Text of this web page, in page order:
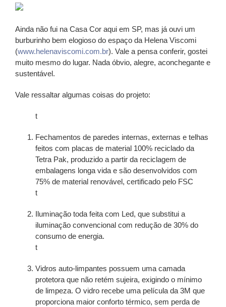
Ainda não fui na Casa Cor aqui em SP, mas já ouvi um
burburinho bem elogioso do espaço da Helena Viscomi
(www.helenaviscomi.com.br). Vale a pensa conferir, gostei
muito mesmo do lugar. Nada óbvio, alegre, aconchegante e
sustentável.
Vale ressaltar algumas coisas do projeto:
t
Fechamentos de paredes internas, externas e telhas
feitos com placas de material 100% reciclado da
Tetra Pak, produzido a partir da reciclagem de
embalagens longa vida e são desenvolvidos com
75% de material renovável, certificado pelo FSC
t
Iluminação toda feita com Led, que substitui a
iluminação convencional com redução de 30% do
consumo de energia.
t
Vidros auto-limpantes possuem uma camada
protetora que não retém sujeira, exigindo o mínimo
de limpeza. O vidro recebe uma película da 3M que
proporciona maior conforto térmico, sem perda de